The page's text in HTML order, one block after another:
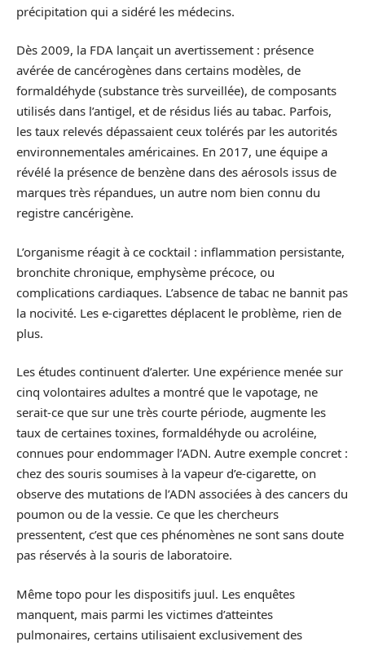
précipitation qui a sidéré les médecins.
Dès 2009, la FDA lançait un avertissement : présence
avérée de cancérogènes dans certains modèles, de
formaldéhyde (substance très surveillée), de composants
utilisés dans l’antigel, et de résidus liés au tabac. Parfois,
les taux relevés dépassaient ceux tolérés par les autorités
environnementales américaines. En 2017, une équipe a
révélé la présence de benzène dans des aérosols issus de
marques très répandues, un autre nom bien connu du
registre cancérigène.
L’organisme réagit à ce cocktail : inflammation persistante,
bronchite chronique, emphysème précoce, ou
complications cardiaques. L’absence de tabac ne bannit pas
la nocivité. Les e-cigarettes déplacent le problème, rien de
plus.
Les études continuent d’alerter. Une expérience menée sur
cinq volontaires adultes a montré que le vapotage, ne
serait-ce que sur une très courte période, augmente les
taux de certaines toxines, formaldéhyde ou acroléine,
connues pour endommager l’ADN. Autre exemple concret :
chez des souris soumises à la vapeur d’e-cigarette, on
observe des mutations de l’ADN associées à des cancers du
poumon ou de la vessie. Ce que les chercheurs
pressentent, c’est que ces phénomènes ne sont sans doute
pas réservés à la souris de laboratoire.
Même topo pour les dispositifs juul. Les enquêtes
manquent, mais parmi les victimes d’atteintes
pulmonaires, certains utilisaient exclusivement des